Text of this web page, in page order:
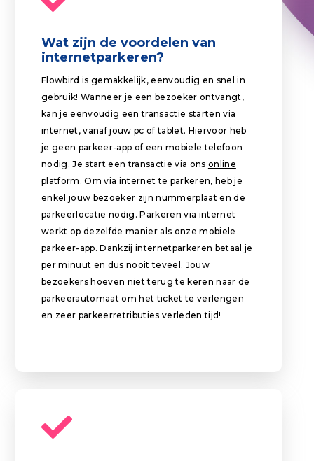
Wat zijn de voordelen van
internetparkeren?
Flowbird is gemakkelijk, eenvoudig en snel in
gebruik! Wanneer je een bezoeker ontvangt,
kan je eenvoudig een transactie starten via
internet, vanaf jouw pc of tablet. Hiervoor heb
je geen parkeer-app of een mobiele telefoon
nodig. Je start een transactie via ons online
platform . Om via internet te parkeren, heb je
enkel jouw bezoeker zijn nummerplaat en de
parkeerlocatie nodig. Parkeren via internet
werkt op dezelfde manier als onze mobiele
parkeer-app. Dankzij internetparkeren betaal je
per minuut en dus nooit teveel. Jouw
bezoekers hoeven niet terug te keren naar de
parkeerautomaat om het ticket te verlengen
en zeer parkeerretributies verleden tijd!